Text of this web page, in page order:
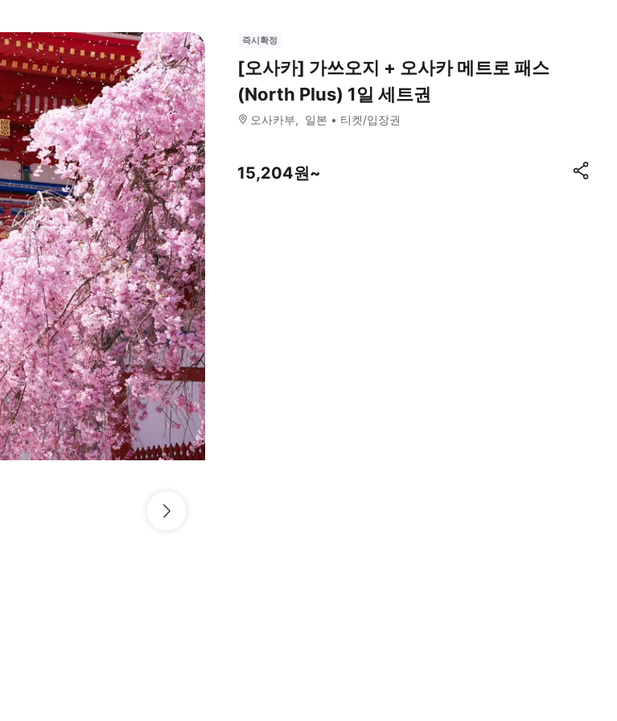
즉시확정
[오사카] 가쓰오지 + 오사카 메트로 패스
(North Plus) 1일 세트권
오사카부 일본 티켓/입장권
15,204원~